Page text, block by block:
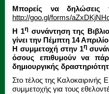
Μπορείς να
http://goo.gl/forms/
Η 1η συνάντηση της
γίνει την Πέμπτη 14
Η συμμετοχή στην 1η
όσους επιθυμούν να
δημιουργικής
Στο τέλος της Καλοκαιρινής
συμμετοχής για τους